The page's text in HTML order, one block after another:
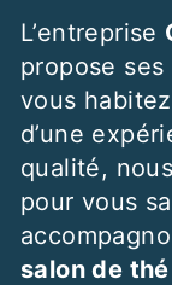
L’entreprise
propose
vous
d’une
qualité,
pour vous
salon de thé